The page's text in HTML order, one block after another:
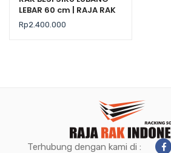
LEBAR 60 cm | RAJA RAK
Rp2.400.000
Terhubung dengan kami di :